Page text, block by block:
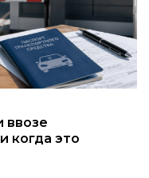
ввозе
когда это